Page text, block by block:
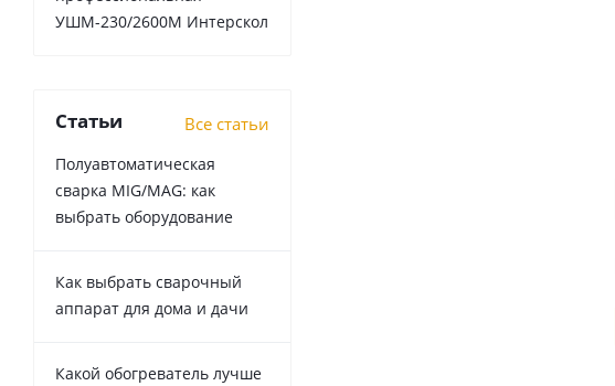
УШМ-230/2600М Интерскол
Статьи Все статьи
Полуавтоматическая
сварка MIG/MAG: как
выбрать оборудование
Как выбрать сварочный
аппарат для дома и дачи
Какой обогреватель лучше